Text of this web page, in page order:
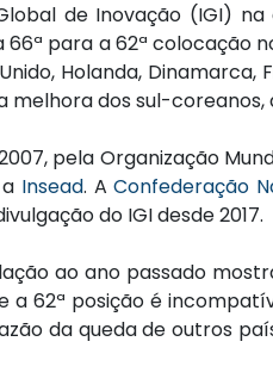
de Inovação (IGI)
para a 62ª colocação
Holanda,
dos sul-coreanos,
pela Organização
Insead. AConfederação
do IGI desde 2017.
ao ano passado
62ª posição é
da queda de outros